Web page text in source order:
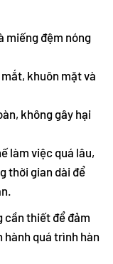
miếng đệm nóng
khuôn mặt và
không gây hại
làm việc quá lâu,
thời gian dài để
cần thiết để đảm
hành quá trình hàn